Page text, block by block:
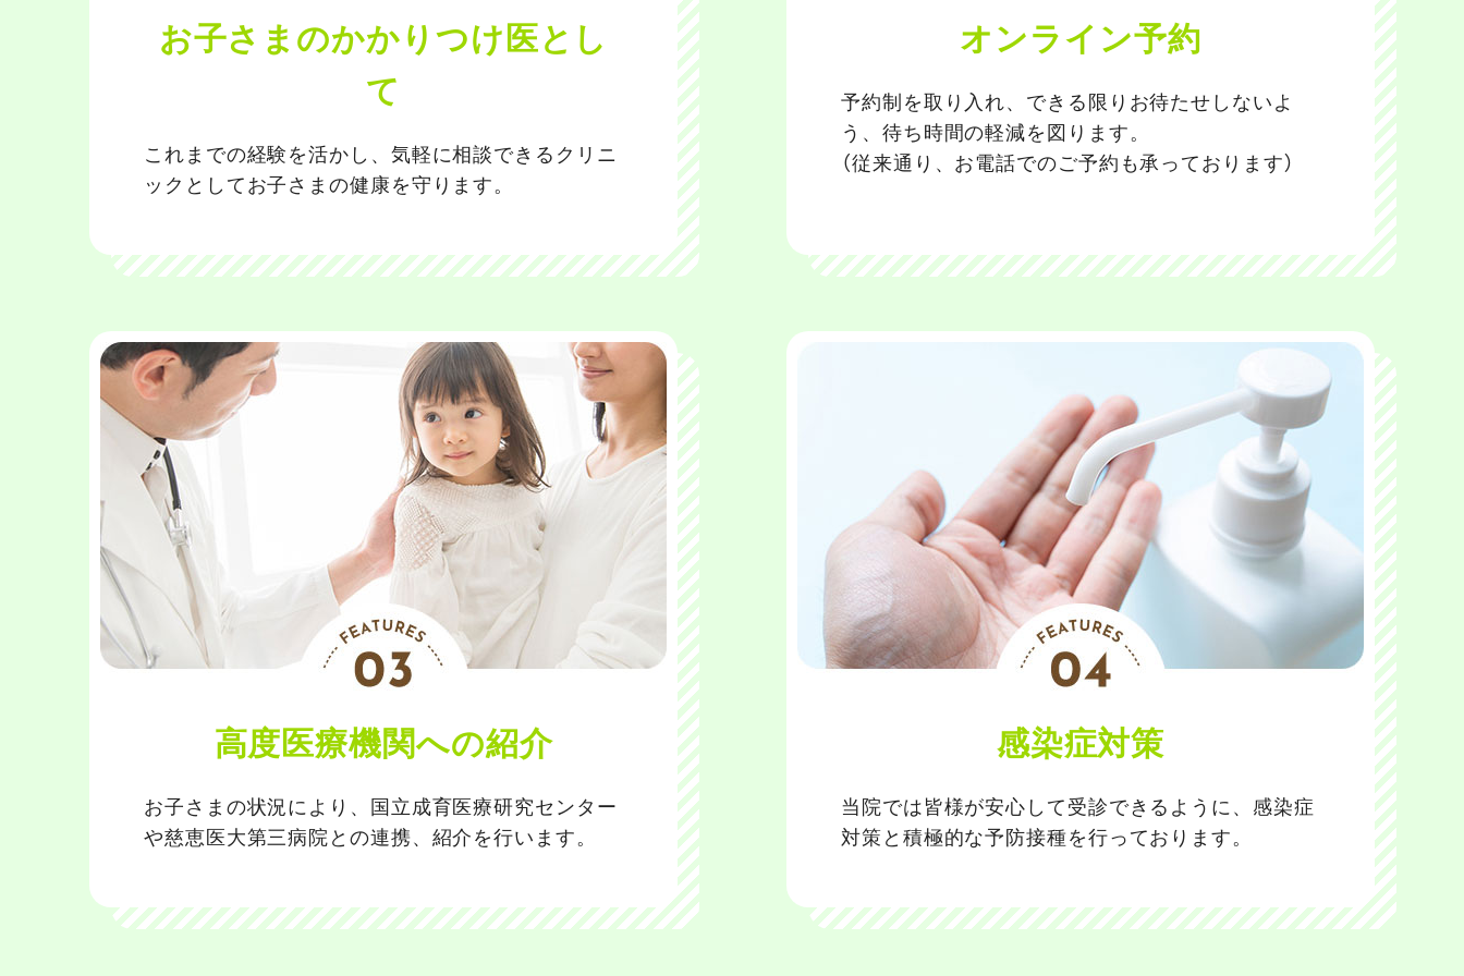
お子さまのかかりつけ医とし
て
これまでの経験を活かし、気軽に相談できるクリニ
ックとしてお子さまの健康を守ります。
オンライン予約
予約制を取り入れ、できる限りお待たせしないよ
う、待ち時間の軽減を図ります。
（従来通り、お電話でのご予約も承っております）
高度医療機関への紹介
お子さまの状況により、国立成育医療研究センター
や慈恵医大第三病院との連携、紹介を行います。
感染症対策
当院では皆様が安心して受診できるように、感染症
対策と積極的な予防接種を行っております。